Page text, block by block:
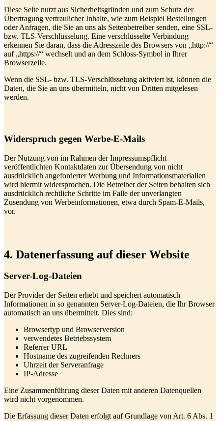
Diese Seite nutzt aus Sicherheitsgründen und zum Schutz der
Übertragung vertraulicher Inhalte, wie zum Beispiel Bestellungen
oder Anfragen, die Sie an uns als Seitenbetreiber senden, eine SSL-
bzw. TLS-Verschlüsselung. Eine verschlüsselte Verbindung
erkennen Sie daran, dass die Adresszeile des Browsers von „http://“
auf „https://“ wechselt und an dem Schloss-Symbol in Ihrer
Browserzeile.
Wenn die SSL- bzw. TLS-Verschlüsselung aktiviert ist, können die
Daten, die Sie an uns übermitteln, nicht von Dritten mitgelesen
werden.
Widerspruch gegen Werbe-E-Mails
Der Nutzung von im Rahmen der Impressumspflicht
veröffentlichten Kontaktdaten zur Übersendung von nicht
ausdrücklich angeforderter Werbung und Informationsmaterialien
wird hiermit widersprochen. Die Betreiber der Seiten behalten sich
ausdrücklich rechtliche Schritte im Falle der unverlangten
Zusendung von Werbeinformationen, etwa durch Spam-E-Mails,
vor.
4. Datenerfassung auf dieser Website
Server-Log-Dateien
Der Provider der Seiten erhebt und speichert automatisch
Informationen in so genannten Server-Log-Dateien, die Ihr Browser
automatisch an uns übermittelt. Dies sind:
Browsertyp und Browserversion
verwendetes Betriebssystem
Referrer URL
Hostname des zugreifenden Rechners
Uhrzeit der Serveranfrage
IP-Adresse
Eine Zusammenführung dieser Daten mit anderen Datenquellen
wird nicht vorgenommen.
Die Erfassung dieser Daten erfolgt auf Grundlage von Art. 6 Abs. 1